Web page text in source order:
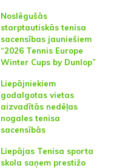
Noslēgušās
starptautiskās tenisa
sacensības jauniešiem
“2026 Tennis Europe
Winter Cups by Dunlop”
Liepājniekiem
godalgotas vietas
aizvadītās nedēļas
nogales tenisa
sacensībās
Liepājas Tenisa sporta
skola saņem prestižo